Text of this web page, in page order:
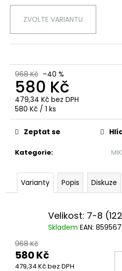
ZVOLTE VARIANTU
968 Kč –40 %
580 Kč
479,34 Kč bez DPH
Měrná
cena:
580 Kč / 1 ks
Kategorie:
Zeptat se
Varianty Popis Diskuze
Velikost: 7-8
Skladem EAN:
968 Kč
580 Kč
479,34 Kč bez DPH
D
o
o
u
č
u
j
e
e
DRES
FAN
599
Kč